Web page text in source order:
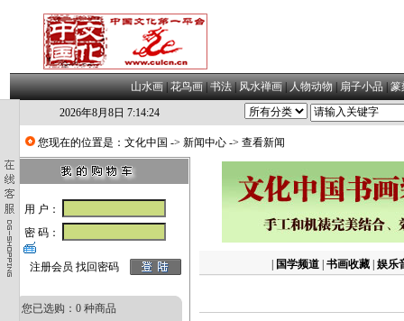
山水画|花鸟画|书法|风水禅画|人物动物|扇子小品|篆
2026年8月8日 7:14:25
您现在的位置是： 文化中国 -> 新闻中心 -> 查看新闻
用 户：
密 码：
注册会员 找回密码
您已选购：0 种商品
国学频道 书画收藏 娱乐